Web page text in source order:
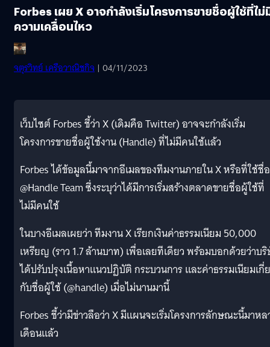
Forbes เผย X อาจกำลังเริ่มโครงการขายชื่อผู้ใช้ที่ไม่
ความเคลื่อนไหว
จตุรวิทย์ เครือวาณิชกิจ | 04/11/2023
เว็บไซต์ Forbes ชี้ว่า X (เดิมคือ Twitter) อาจจะกำลังเริ่ม
โครงการขายชื่อผู้ใช้งาน (Handle) ที่ไม่มีคนใช้แล้ว
Forbes ได้ข้อมูลนี้มาจากอีเมลของทีมงานภายใน X หรือที่ใช้ชื่อ
@Handle Team ซึ่งระบุว่าได้มีการเริ่มสร้างตลาดขายชื่อผู้ใช้ที่
ไม่มีคนใช้
ในบางอีเมลเผยว่า ทีมงาน X เรียกเงินค่าธรรมเนียม 50,000
เหรียญ (ราว 1.7 ล้านบาท) เพื่อเลยทีเดียว พร้อมบอกด้วยว่าบ
ได้ปรับปรุงเนื้อหาแนวปฏิบัติ กระบวนการ และค่าธรรมเนียมเกี่
กับชื่อผู้ใช้ (@handle) เมื่อไม่นานมานี้
Forbes ชี้ว่ามีข่าวลือว่า X มีแผนจะเริ่มโครงการลักษณะนี้มาห
เดือนแล้ว